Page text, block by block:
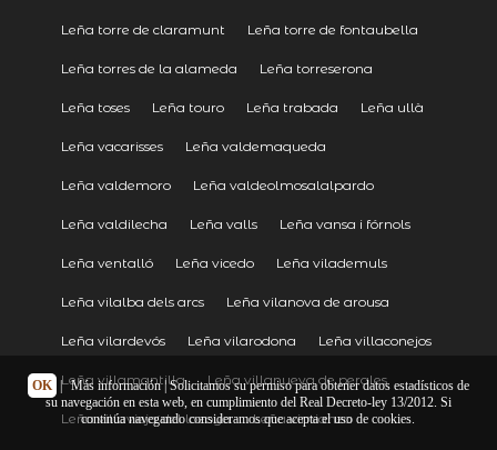
Leña torre de claramunt Leña torre de fontaubella
Leña torres de la alameda Leña torreserona
Leña toses Leña touro Leña trabada Leña ullà
Leña vacarisses Leña valdemaqueda
Leña valdemoro Leña valdeolmosalalpardo
Leña valdilecha Leña valls Leña vansa i fórnols
Leña ventalló Leña vicedo Leña vilademuls
Leña vilalba dels arcs Leña vilanova de arousa
Leña vilardevós Leña vilarodona Leña villaconejos
Leña villamantilla Leña villanueva de perales
Leña villavieja del lozoya Leña vimianzo
OK | Más información| Solicitamos su permiso para obtener datos estadísticos de
su navegación en esta web, en cumplimiento del Real Decreto-ley 13/2012. Si
continúa navegando consideramos que acepta el uso de cookies.